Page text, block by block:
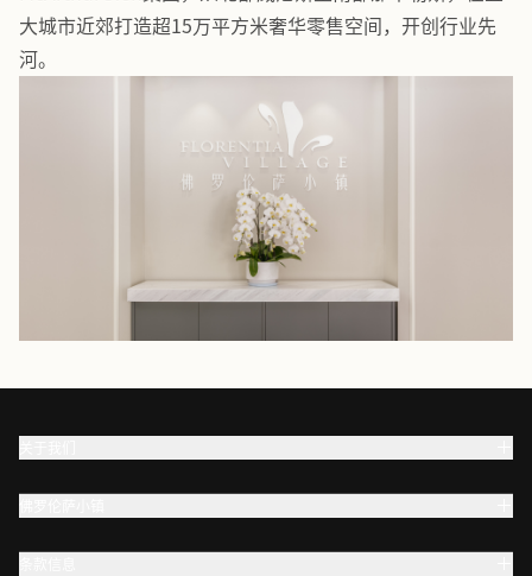
大城市近郊打造超15万平方米奢华零售空间，开创行业先
河。